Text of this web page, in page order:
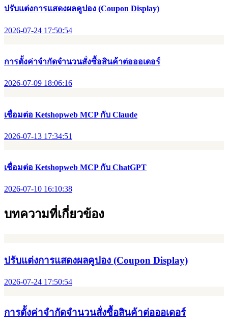
ปรับแต่งการแสดงผลคูปอง (Coupon Display)
2026-07-24 17:50:54
การตั้งค่าจำกัดจำนวนสั่งซื้อสินค้าต่อออเดอร์
2026-07-09 18:06:16
เชื่อมต่อ Ketshopweb MCP กับ Claude
2026-07-13 17:34:51
เชื่อมต่อ Ketshopweb MCP กับ ChatGPT
2026-07-10 16:10:38
บทความที่เกี่ยวข้อง
ปรับแต่งการแสดงผลคูปอง (Coupon Display)
2026-07-24 17:50:54
การตั้งค่าจำกัดจำนวนสั่งซื้อสินค้าต่อออเดอร์